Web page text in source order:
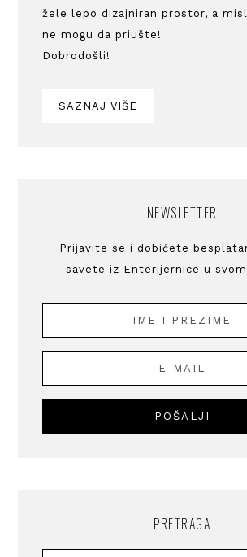
žele lepo dizajniran prostor, a
ne mogu da priušte!
Dobrodošli!
SAZNAJ VIŠE
NEWSLETTER
Prijavite se i dobićete
savete iz Enterijernice u
PRETRAGA